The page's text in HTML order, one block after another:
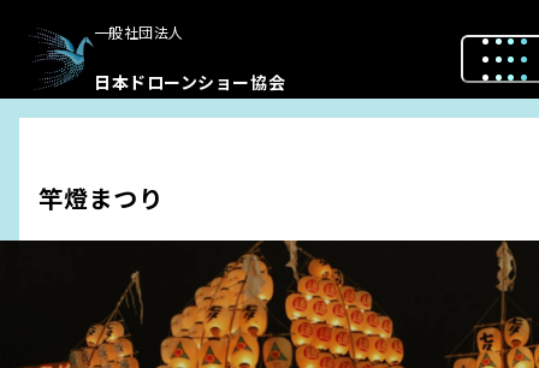
一般社団法人
日本ドローンショー協会
竿燈まつり